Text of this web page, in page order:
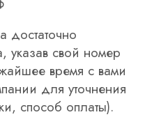
достаточно
указав свой номер
время с вами
для уточнения
способ оплаты).